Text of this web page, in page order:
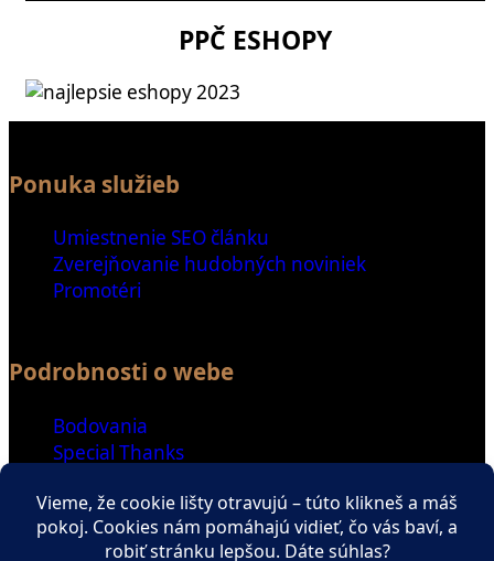
PPČ ESHOPY
Ponuka služieb
Umiestnenie SEO článku
Zverejňovanie hudobných noviniek
Promotéri
Podrobnosti o webe
Bodovania
Special Thanks
Ďalšie odkazy